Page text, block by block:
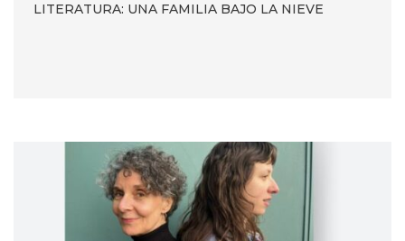
LITERATURA: UNA FAMILIA BAJO LA NIEVE